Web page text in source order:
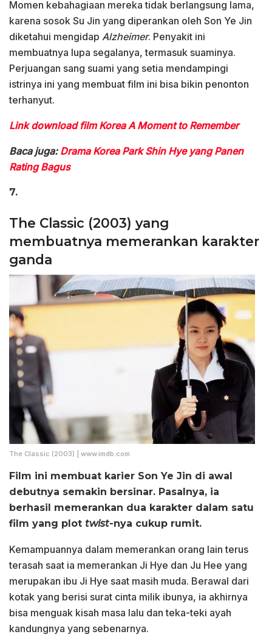
Momen kebahagiaan mereka tidak berlangsung lama,
karena sosok Su Jin yang diperankan oleh Son Ye Jin
diketahui mengidap Alzheimer. Penyakit ini
membuatnya lupa segalanya, termasuk suaminya.
Perjuangan sang suami yang setia mendampingi
istrinya ini yang membuat film ini bisa bikin penonton
terhanyut.
Link download film Korea A Moment to Remember
Baca juga: Drama Korea Park Shin Hye yang Panen
Rating Bagus
7.
The Classic (2003) yang
membuatnya memerankan karakter
ganda
The Classic (2003) | www.imdb.com
Film ini membuat karier Son Ye Jin di awal
debutnya semakin bersinar. Pasalnya, ia
berhasil memerankan dua karakter dalam satu
film yang plot twist-nya cukup rumit.
Kemampuannya dalam memerankan orang lain terus
terasah saat ia memerankan Ji Hye dan Ju Hee yang
merupakan ibu Ji Hye saat masih muda. Berawal dari
kotak yang berisi surat cinta milik ibunya, ia akhirnya
bisa menguak kisah masa lalu dan teka-teki ayah
kandungnya yang sebenarnya.